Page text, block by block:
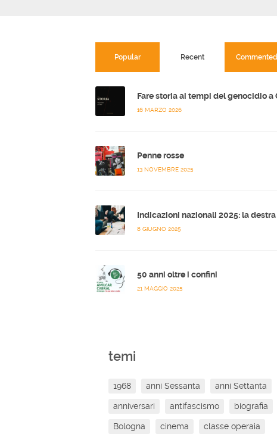
Popular Recent Commented
16 MARZO 2026
Penne rosse
13 NOVEMBRE 2025
8 GIUGNO 2025
50 anni oltre i confini
21 MAGGIO 2025
temi
1968 anni Sessanta anni Settanta
anniversari antifascismo biografia
Bologna cinema classe operaia